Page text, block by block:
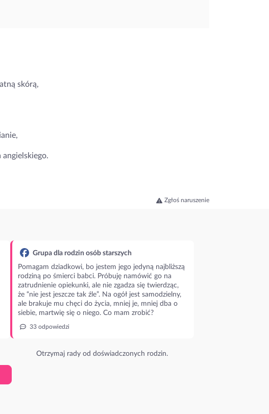
skórą,
Zgłoś naruszenie
Grupa dla rodzin osób starszych
Pomagam dziadkowi, bo jestem jego jedyną najbliższą
rodziną po śmierci babci. Próbuję namówić go na
zatrudnienie opiekunki, ale nie zgadza się twierdząc,
że “nie jest jeszcze tak źle”. Na ogół jest samodzielny,
ale brakuje mu chęci do życia, mniej je, mniej dba o
siebie, martwię się o niego. Co mam zrobić?
33 odpowiedzi
Otrzymaj rady od doświadczonych rodzin.